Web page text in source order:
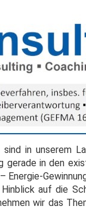
in unserem
gerade in den
auf die
wir das